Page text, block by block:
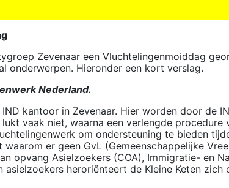
Zevenaar een Vluchtelingenmoiddag
onderwerpen. Hieronder een kort verslag.
Nederland.
kantoor in Zevenaar. Hier worden door de
vaak niet, waarna een verlengde procedure
om ondersteuning te bieden
er geen GvL (Gemeenschappelijke
opvang Asielzoekers (COA), Immigratie- en
asielzoekers heroriënteert de Kleine Keten